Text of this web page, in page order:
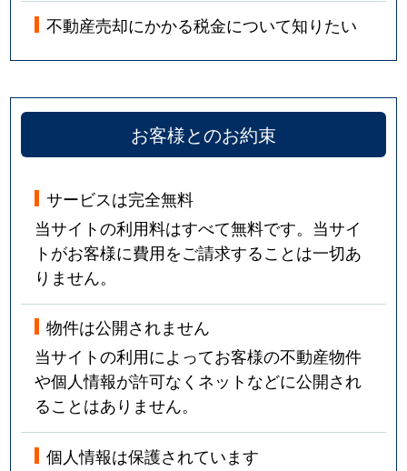
不動産売却にかかる税金について知りたい
お客様とのお約束
サービスは完全無料
当サイトの利用料はすべて無料です。当サイ
トがお客様に費用をご請求することは一切あ
りません。
物件は公開されません
当サイトの利用によってお客様の不動産物件
や個人情報が許可なくネットなどに公開され
ることはありません。
個人情報は保護されています